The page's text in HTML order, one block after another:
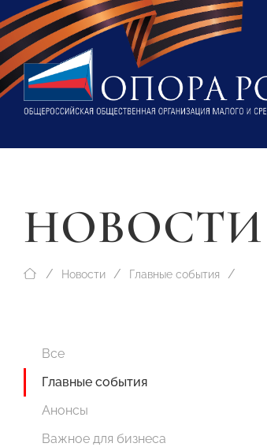
НОВОСТИ
Новости Главные события
Все
Главные события
Анонсы
Важное для бизнеса